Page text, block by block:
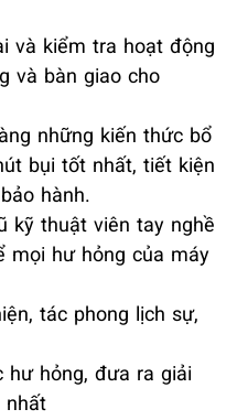
và kiểm tra hoạt động
và bàn giao cho
những kiến thức bổ
bụi tốt nhất, tiết kiện
hành.
kỹ thuật viên tay nghề
mọi hư hỏng của máy
tác phong lịch sự,
hư hỏng, đưa ra giải
nhất